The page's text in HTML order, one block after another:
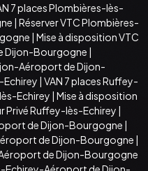
7 places Plombières-lès-
| Réserver VTC Plombières-
| Mise à disposition VTC
Dijon-Bourgogne |
Aéroport de Dijon-
Echirey | VAN 7 places Ruffey-
Echirey | Mise à disposition
Privé Ruffey-lès-Echirey |
de Dijon-Bourgogne |
de Dijon-Bourgogne |
de Dijon-Bourgogne